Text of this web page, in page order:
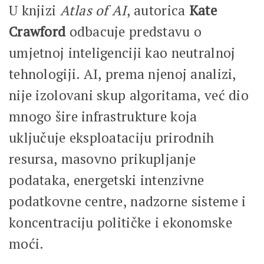
U knjizi Atlas of AI, autorica Kate
Crawfordodbacuje predstavu o
umjetnoj inteligenciji kao neutralnoj
tehnologiji. AI, prema njenoj analizi,
nije izolovani skup algoritama, već dio
mnogo šire infrastrukture koja
uključuje eksploataciju prirodnih
resursa, masovno prikupljanje
podataka, energetski intenzivne
podatkovne centre, nadzorne sisteme i
koncentraciju političke i ekonomske
moći.